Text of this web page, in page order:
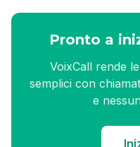
Pronto a
VoixCall rende
semplici con
e